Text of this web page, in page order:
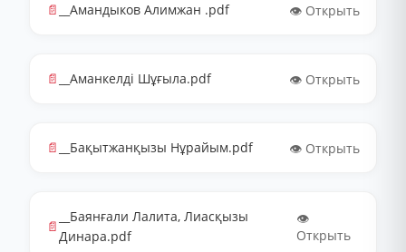
📄 __Амандыков Алимжан .pdf 👁️ Открыть
📄 __Аманкелді Шұғыла.pdf 👁️ Открыть
📄 __Бақытжанқызы Нұрайым.pdf 👁️ Открыть
📄
__Баянғали Лалита, Лиасқызы
Динара.pdf
👁️
Открыть